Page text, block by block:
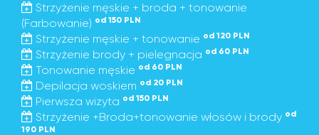
Strzyżenie męskie + broda + tonowanie
(Farbowanie) od 150 PLN
Strzyżenie męskie + tonowanie od 120 PLN
Strzyżenie brody + pielegnacja od 60 PLN
Tonowanie męskie od 60 PLN
Depilacja woskiem od 20 PLN
Pierwsza wizyta od 150 PLN
Strzyżenie +Broda+tonowanie włosów i brody od
190 PLN